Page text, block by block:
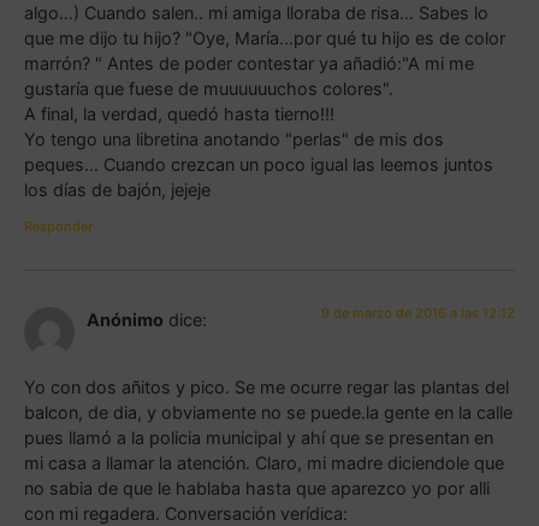
algo…) Cuando salen.. mi amiga lloraba de risa… Sabes lo
que me dijo tu hijo? "Oye, María…por qué tu hijo es de color
marrón? " Antes de poder contestar ya añadió:"A mi me
gustaría que fuese de muuuuuuchos colores".
A final, la verdad, quedó hasta tierno!!!
Yo tengo una libretina anotando "perlas" de mis dos
peques… Cuando crezcan un poco igual las leemos juntos
los días de bajón, jejeje
Responder
Anónimo dice: 9 de marzo de 2016 a las 12:12
Yo con dos añitos y pico. Se me ocurre regar las plantas del
balcon, de dia, y obviamente no se puede.la gente en la calle
pues llamó a la policia municipal y ahí que se presentan en
mi casa a llamar la atención. Claro, mi madre diciendole que
no sabia de que le hablaba hasta que aparezco yo por alli
con mi regadera. Conversación verídica: